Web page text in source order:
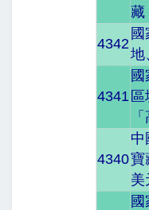
藏
4342
國
地
4341
國
區
「
4340
中
寶
美
國